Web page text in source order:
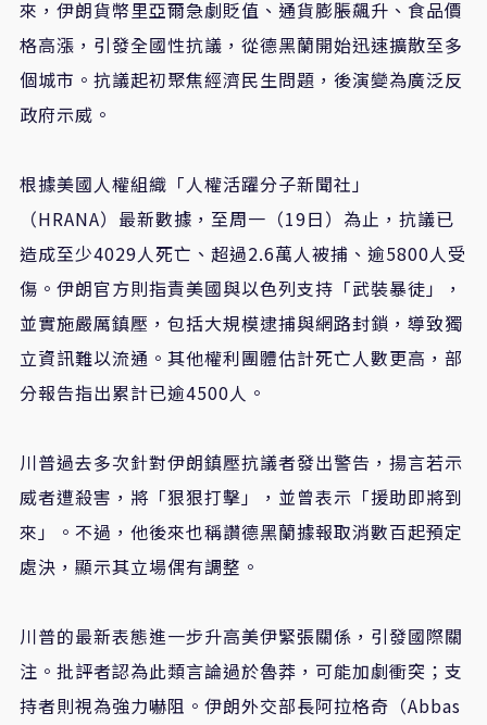
來，伊朗貨幣里亞爾急劇貶值、通貨膨脹飆升、食品價
格高漲，引發全國性抗議，從德黑蘭開始迅速擴散至多
個城市。抗議起初聚焦經濟民生問題，後演變為廣泛反
政府示威。
根據美國人權組織「人權活躍分子新聞社」
（HRANA）最新數據，至周一（19日）為止，抗議已
造成至少4029人死亡、超過2.6萬人被捕、逾5800人受
傷。伊朗官方則指責美國與以色列支持「武裝暴徒」，
並實施嚴厲鎮壓，包括大規模逮捕與網路封鎖，導致獨
立資訊難以流通。其他權利團體估計死亡人數更高，部
分報告指出累計已逾4500人。
川普過去多次針對伊朗鎮壓抗議者發出警告，揚言若示
威者遭殺害，將「狠狠打擊」，並曾表示「援助即將到
來」。不過，他後來也稱讚德黑蘭據報取消數百起預定
處決，顯示其立場偶有調整。
川普的最新表態進一步升高美伊緊張關係，引發國際關
注。批評者認為此類言論過於魯莽，可能加劇衝突；支
持者則視為強力嚇阻。伊朗外交部長阿拉格奇（Abbas